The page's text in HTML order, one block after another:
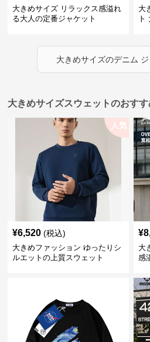
大きめサイズ リラックス感溢れ
る大人の定番ジャケット
大
ト
大きめサイズのデニム ジ
大きめサイズスウェットのおす
人気
¥6,520 (税込)
大きめファッション ゆったりシ
ルエットの上質スウェット
¥
大
感